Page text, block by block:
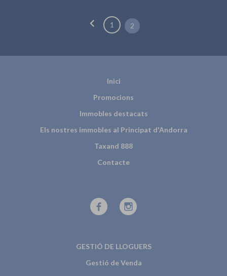
chevron_left 1 2
Inici
Promocions
Immobles destacats
Els nostres immobles al Principat d'Andorra
Taxand 888
Contacte
GESTIÓ DE LLOGUERS
Gestió de Venda